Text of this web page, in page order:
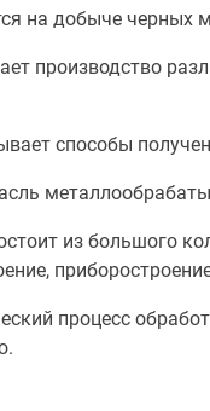
на добыче черных
производство
способы
из большого
процесс